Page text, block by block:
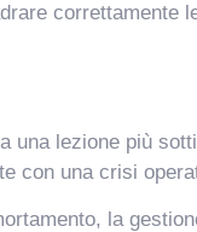
correttamente
una lezione più
con una crisi
la